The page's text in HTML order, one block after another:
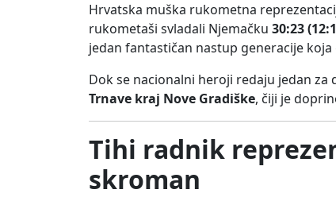
Hrvatska muška rukometna
rukometaši svladali Njemačku 30:23
jedan fantastičan nastup generacije
Dok se nacionalni heroji redaju jedan
Trnave kraj Nove Gradiške, čiji je
Tihi radnik
skroman